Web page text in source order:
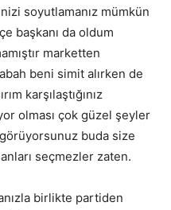
soyutlamanız mümkün
başkanı da oldum
marketten
beni simit alırken de
karşılaştığınız
olması çok güzel şeyler
buda size
seçmezler zaten.
birlikte partiden